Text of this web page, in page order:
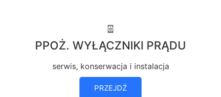
PPOŻ. WYŁĄCZNIKI PRĄDU
serwis, konserwacja i instalacja
PRZEJDŹ